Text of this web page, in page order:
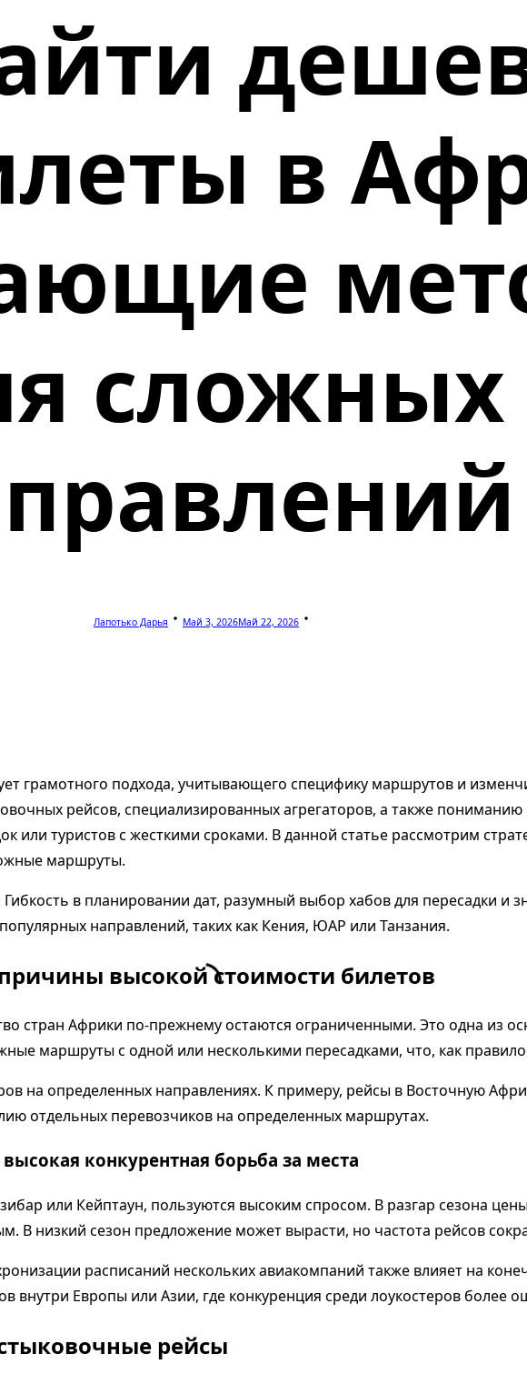
в
сложных
Лапотько Дарья Май 3, 2026Май 22, 2026
грамотного подхода, учитывающего специфику маршрутов и
рейсов, специализированных агрегаторов, а также
или туристов с жесткими сроками. В данной статье рассмотрим
маршруты.
в планировании дат, разумный выбор хабов для пересадки и
направлений, таких как Кения, ЮАР или Танзания.
высокой стоимости билетов
стран Африки по-прежнему остаются ограниченными. Это одна из
маршруты с одной или несколькими пересадками, что, как
на определенных направлениях. К примеру, рейсы в Восточную
отдельных перевозчиков на определенных маршрутах.
конкурентная борьба за места
или Кейптаун, пользуются высоким спросом. В разгар сезона
В низкий сезон предложение может вырасти, но частота рейсов
расписаний нескольких авиакомпаний также влияет на
внутри Европы или Азии, где конкуренция среди лоукостеров более
рейсы